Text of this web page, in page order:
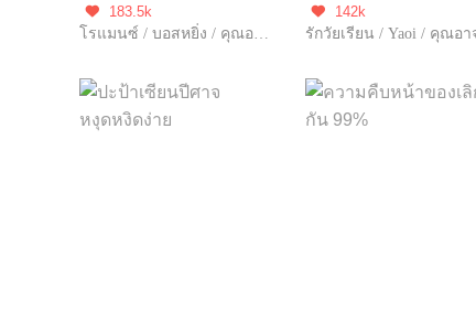

183.5k
โรแมนซ์ / บอสหยิ่ง / คุณอาจชอบ / ชีวิตในเมือง / ดราม่า / ฮอต / รักหวานฉ่ำ / ความรัก / มาเฟีย / รักเดียวใจเดียว / เอาแต่ใจ

142k